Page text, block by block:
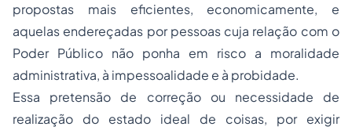
propostas mais eficientes, economicamente, e
aquelas endereçadas por pessoas cuja relação com o
Poder Público não ponha em risco a moralidade
administrativa, à impessoalidade e à probidade.
Essa pretensão de correção ou necessidade de
realização do estado ideal de coisas, por exigir